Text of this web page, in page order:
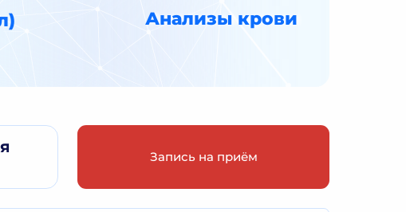
Анализы крови
Запись на приём